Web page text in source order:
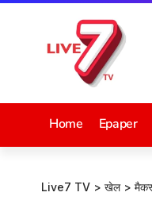
Home Epaper
Live7 TV > खेल>